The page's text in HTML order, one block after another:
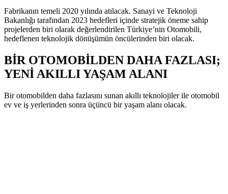
Fabrikanın temeli 2020 yılında atılacak. Sanayi ve Teknoloji
Bakanlığı tarafından 2023 hedefleri içinde stratejik öneme sahip
projelerden biri olarak değerlendirilen Türkiye’nin Otomobili,
hedeflenen teknolojik dönüşümün öncülerinden biri olacak.
BİR OTOMOBİLDEN DAHA FAZLASI;
YENİ AKILLI YAŞAM ALANI
Bir otomobilden daha fazlasını sunan akıllı teknolojiler ile otomobil
ev ve iş yerlerinden sonra üçüncü bir yaşam alanı olacak.